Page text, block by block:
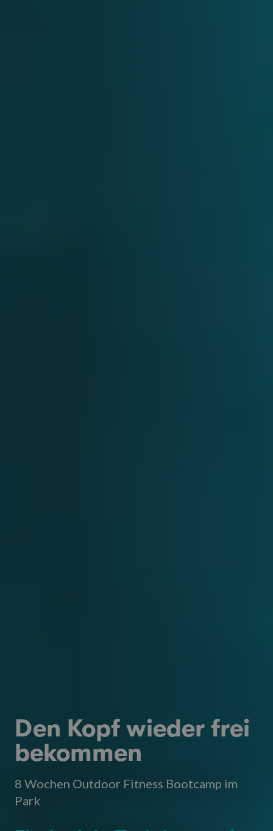
Den Kopf wieder frei
bekommen
8 Wochen Outdoor Fitness Bootcamp im
Park